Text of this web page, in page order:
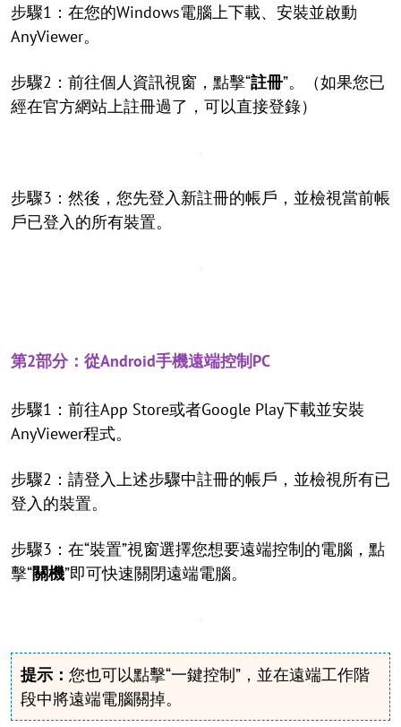
步驟1：在您的Windows電腦上下載、安裝並啟動
AnyViewer。
步驟2：前往個人資訊視窗，點擊“註冊”。（如果您已
經在官方網站上註冊過了，可以直接登錄）
步驟3：然後，您先登入新註冊的帳戶，並檢視當前帳
戶已登入的所有裝置。
第2部分：從Android手機遠端控制PC
步驟1：前往App Store或者Google Play下載並安裝
AnyViewer程式。
步驟2：請登入上述步驟中註冊的帳戶，並檢視所有已
登入的裝置。
步驟3：在“裝置”視窗選擇您想要遠端控制的電腦，點
擊“關機”即可快速關閉遠端電腦。
提示： 您也可以點擊“一鍵控制”，並在遠端工作階
段中將遠端電腦關掉。